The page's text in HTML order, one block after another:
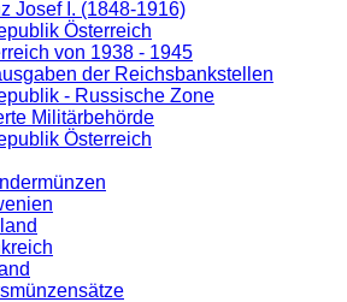
Josef I. (1848-1916)
Österreich
von 1938 - 1945
der Reichsbankstellen
- Russische Zone
Militärbehörde
Österreich